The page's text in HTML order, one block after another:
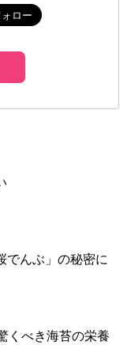
でんぶ」の秘密に
くべき海苔の栄養